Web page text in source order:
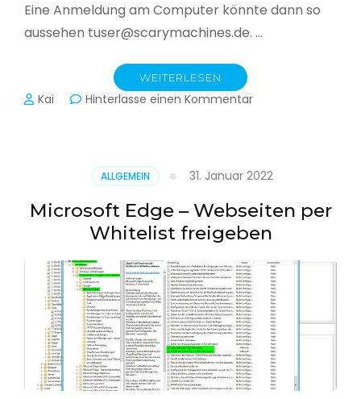
Eine Anmeldung am Computer könnte dann so
aussehen tuser@scarymachines.de. …
WEITERLESEN
Kai Hinterlasse einen Kommentarzu
(UPN)
im
Active
Directory
ALLGEMEIN 31. Januar 2022
Microsoft Edge – Webseiten per
Whitelist freigeben